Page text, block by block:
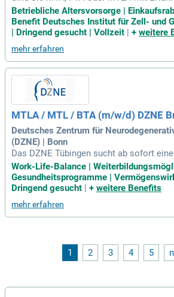
erten Bereich? Wir suchen engagierte
ensmittel-, Kosmetik- oder
profitieren Sie von attraktiven
onderentgelt und 30 Tagen Urlaub.
hrliche Gehaltserhöhung, abhängig vom
olg. Genießen Sie flexible Arbeitszeiten
der Schichtarbeit sowie Zuschüsse zur
um BVG-Ticket. Bei uns steht
it an erster Stelle – bewerben Sie sich
Betriebliche Altersvorsorge |
Benefit Deutsches Institut für Zell- und
| Dringend gesucht | Vollzeit | + weitere
mehr erfahren
MTLA / MTL / BTA (m/w/d) DZNE
Deutsches Zentrum für
(DZNE) | Bonn
Das DZNE Tübingen sucht ab sofort
ft als MTLA, MTL oder BTA (m/w/d) für
e: 1516/2026/7). Die Stelle ist auf zwei
Verlängerung ist möglich. Zu den
eßlich Probenbearbeitung und
Kandidat hat Erfahrung in der
atenbank ist ebenso erforderlich.
d werden Sie Teil eines innovativen
Work-Life-Balance |
Gesundheitsprogramme |
Dringend gesucht
+ weitere Benefits
mehr erfahren
1 2 3 4 5